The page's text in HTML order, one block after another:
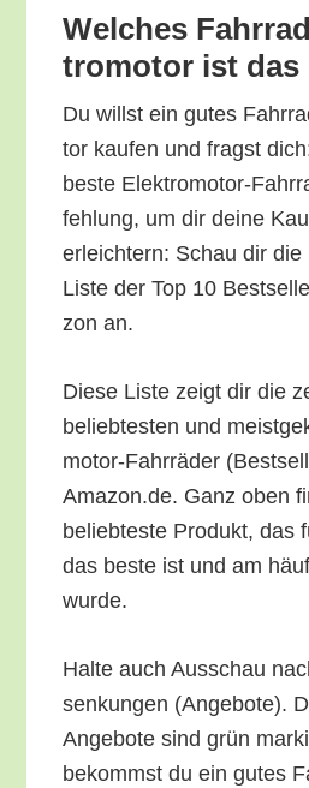
Wel­ches
tro­mo­tor ist das
Du willst ein gutes
tor kau­fen und fragst
bes­te Elek­tro­mo­tor-
feh­lung, um dir dei­ne
erleich­tern: Schau dir die
Lis­te der Top 10
zon an.
Die­se Lis­te zeigt dir die
belieb­tes­ten und
mo­tor-Fahr­rä­der
Amazon.de. Ganz oben
belieb­tes­te Pro­dukt, das
das bes­te ist und am
wurde.
Hal­te auch Aus­schau
sen­kun­gen (Ange­bo­te).
Ange­bo­te sind grün
bekommst du ein gutes